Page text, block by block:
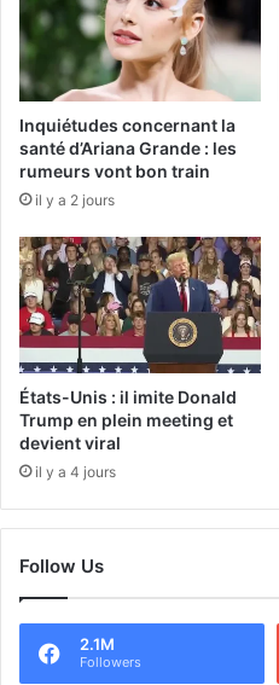
Inquiétudes concernant la
santé d’Ariana Grande : les
rumeurs vont bon train
il y a 2 jours
États-Unis : il imite Donald
Trump en plein meeting et
devient viral
il y a 4 jours
Follow Us
2.1M
Followers